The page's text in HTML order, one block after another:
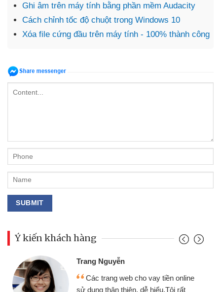
Ghi âm trên máy tính bằng phần mềm Audacity
Cách chỉnh tốc độ chuột trong Windows 10
Xóa file cứng đầu trên máy tính - 100% thành công
Ý kiến khách hàng
Đoàn Hữu Cảnh
Mình cần tiền gấp nên định cầm cố
chiếc xe wave nhưng thật may đã có